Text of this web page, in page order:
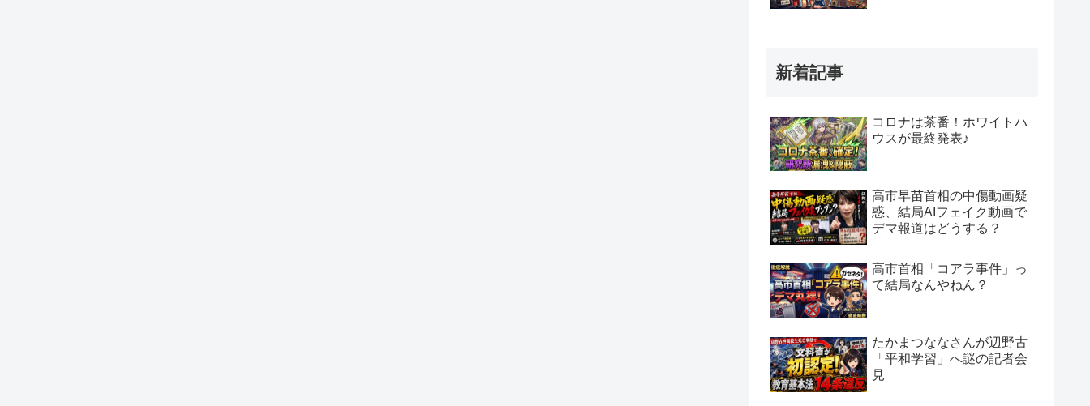
新着記事
コロナは茶番！ホワイトハ
ウスが最終発表♪
高市早苗首相の中傷動画疑
惑、結局AIフェイク動画で
デマ報道はどうする？
高市首相「コアラ事件」っ
て結局なんやねん？
たかまつななさんが辺野古
「平和学習」へ謎の記者会
見